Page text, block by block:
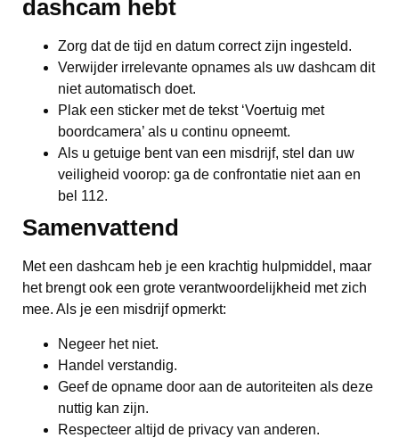
dashcam hebt
Zorg dat de tijd en datum correct zijn ingesteld.
Verwijder irrelevante opnames als uw dashcam dit
niet automatisch doet.
Plak een sticker met de tekst ‘Voertuig met
boordcamera’ als u continu opneemt.
Als u getuige bent van een misdrijf, stel dan uw
veiligheid voorop: ga de confrontatie niet aan en
bel 112.
Samenvattend
Met een dashcam heb je een krachtig hulpmiddel, maar
het brengt ook een grote verantwoordelijkheid met zich
mee. Als je een misdrijf opmerkt:
Negeer het niet.
Handel verstandig.
Geef de opname door aan de autoriteiten als deze
nuttig kan zijn.
Respecteer altijd de privacy van anderen.